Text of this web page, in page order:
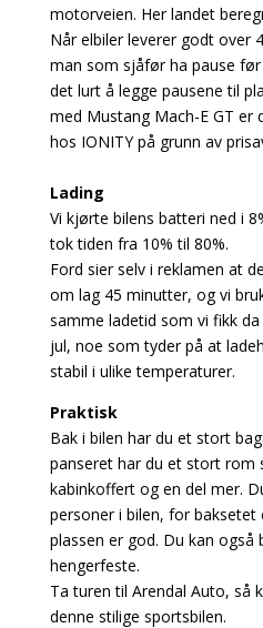
motorveien. Her landet
Når elbiler leverer godt over
man som sjåfør ha pause
det lurt å legge pausene til
med Mustang Mach-E GT er
hos IONITY på grunn av
Lading
Vi kjørte bilens batteri ned i
tok tiden fra 10% til 80%.
Ford sier selv i reklamen at
om lag 45 minutter, og vi
samme ladetid som vi fikk
jul, noe som tyder på at
stabil i ulike temperaturer.
Praktisk
Bak i bilen har du et stort
panseret har du et stort rom
kabinkoffert og en del mer.
personer i bilen, for
plassen er god. Du kan også
hengerfeste.
Ta turen til Arendal Auto, så
denne stilige sportsbilen.